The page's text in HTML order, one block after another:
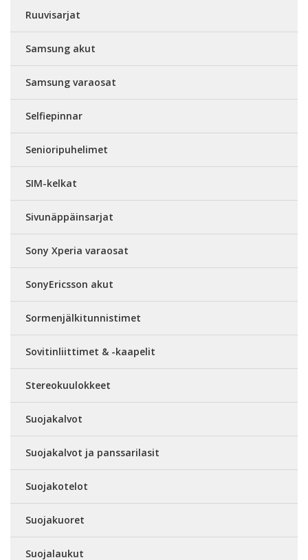
Ruuvisarjat
Samsung akut
Samsung varaosat
Selfiepinnar
Senioripuhelimet
SIM-kelkat
Sivunäppäinsarjat
Sony Xperia varaosat
SonyEricsson akut
Sormenjälkitunnistimet
Sovitinliittimet & -kaapelit
Stereokuulokkeet
Suojakalvot
Suojakalvot ja panssarilasit
Suojakotelot
Suojakuoret
Suojalaukut